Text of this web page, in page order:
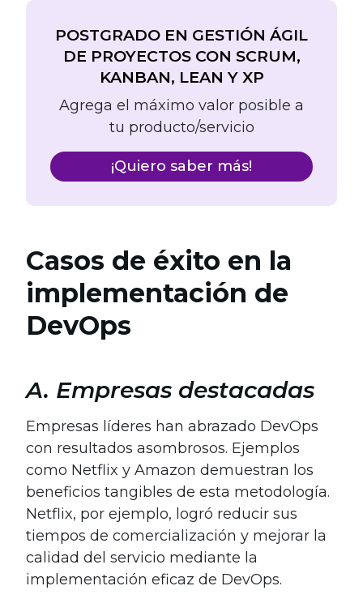
POSTGRADO EN GESTIÓN ÁGIL
DE PROYECTOS CON SCRUM,
KANBAN, LEAN Y XP
Agrega el máximo valor posible a
tu producto/servicio
¡Quiero saber más!
Casos de éxito en la
implementación de
DevOps
A. Empresas destacadas
Empresas líderes han abrazado DevOps
con resultados asombrosos. Ejemplos
como Netflix y Amazon demuestran los
beneficios tangibles de esta metodología.
Netflix, por ejemplo, logró reducir sus
tiempos de comercialización y mejorar la
calidad del servicio mediante la
implementación eficaz de DevOps.